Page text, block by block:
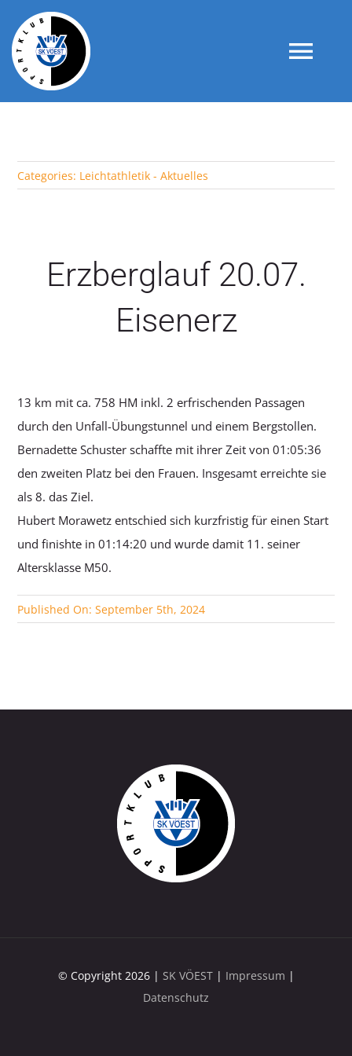
content
VEREIN
KONTAKT
Categories: Leichtathletik - Aktuelles
Erzberglauf 20.07.
Eisenerz
13 km mit ca. 758 HM inkl. 2 erfrischenden Passagen
durch den Unfall-Übungstunnel und einem Bergstollen.
Bernadette Schuster schaffte mit ihrer Zeit von 01:05:36
den zweiten Platz bei den Frauen. Insgesamt erreichte sie
als 8. das Ziel.
Hubert Morawetz entschied sich kurzfristig für einen Start
und finishte in 01:14:20 und wurde damit 11. seiner
Altersklasse M50.
Published On: September 5th, 2024
© Copyright 2026 | SK VÖEST| Impressum |
Datenschutz